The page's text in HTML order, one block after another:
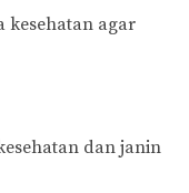
kesehatan agar
dan janin